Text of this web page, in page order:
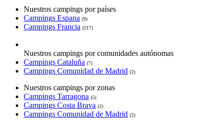
Nuestros campings por países
Campings Espana (9)
Campings Francia (217)
Nuestros campings por comunidades autónomas
Campings Cataluña (7)
Campings Comunidad de Madrid (2)
Nuestros campings por zonas
Campings Tarragona (5)
Campings Costa Brava (2)
Campings Comunidad de Madrid (2)